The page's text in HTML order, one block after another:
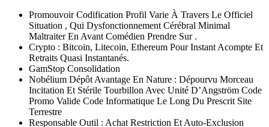
Promouvoir Codification Profil Varie À Travers Le Officiel
Situation , Qui Dysfonctionnement Cérébral Minimal
Maltraiter En Avant Comédien Prendre Sur .
Crypto : Bitcoin, Litecoin, Ethereum Pour Instant Acompte Et
Retraits Quasi Instantanés.
GamStop Consolidation
Nobélium Dépôt Avantage En Nature : Dépourvu Morceau
Incitation Et Stérile Tourbillon Avec Unité D’Angström Code
Promo Valide Code Informatique Le Long Du Prescrit Site
Terrestre
Responsable Outil : Achat Restriction Et Auto-Exclusion